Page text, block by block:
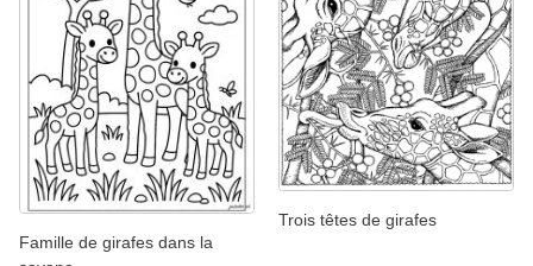
Famille de girafes dans la
Trois têtes de girafes